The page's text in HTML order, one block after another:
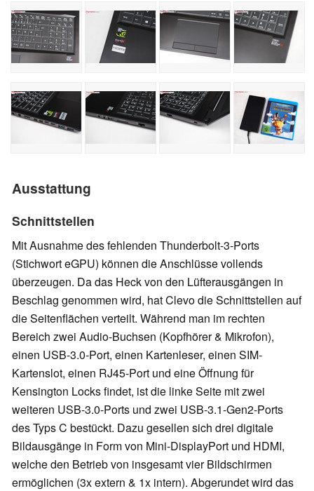
Ausstattung
Schnittstellen
Mit Ausnahme des fehlenden Thunderbolt-3-Ports
(Stichwort eGPU) können die Anschlüsse vollends
überzeugen. Da das Heck von den Lüfterausgängen in
Beschlag genommen wird, hat Clevo die Schnittstellen auf
die Seitenflächen verteilt. Während man im rechten
Bereich zwei Audio-Buchsen (Kopfhörer & Mikrofon),
einen USB-3.0-Port, einen Kartenleser, einen SIM-
Kartenslot, einen RJ45-Port und eine Öffnung für
Kensington Locks findet, ist die linke Seite mit zwei
weiteren USB-3.0-Ports und zwei USB-3.1-Gen2-Ports
des Typs C bestückt. Dazu gesellen sich drei digitale
Bildausgänge in Form von Mini-DisplayPort und HDMI,
welche den Betrieb von insgesamt vier Bildschirmen
ermöglichen (3x extern & 1x intern). Abgerundet wird das